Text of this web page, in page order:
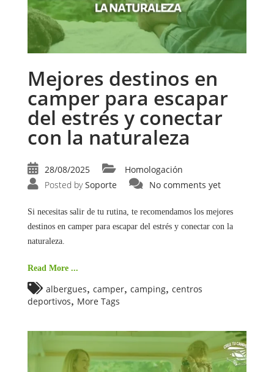
Mejores destinos en
camper para escapar
del estrés y conectar
con la naturaleza
28/08/2025
Homologación
Posted by Soporte No comments yet
Si necesitas salir de tu rutina, te recomendamos los mejores
destinos en camper para escapar del estrés y conectar con la
naturaleza.
Read More ...
albergues camper camping centros
deportivos
More Tags